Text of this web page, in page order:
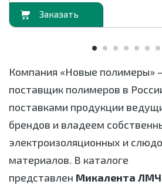
Компания «Новые полимеры»
поставщик полимеров в
поставками продукции
брендов и владеем
электроизоляционных и
материалов. В каталоге
представлен Микалента